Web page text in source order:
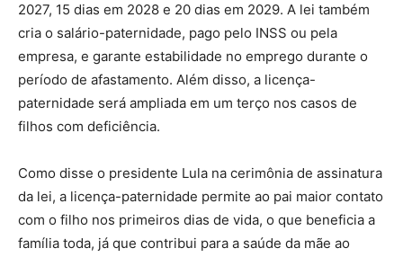
2027, 15 dias em 2028 e 20 dias em 2029. A lei também
cria o salário-paternidade, pago pelo INSS ou pela
empresa, e garante estabilidade no emprego durante o
período de afastamento. Além disso, a licença-
paternidade será ampliada em um terço nos casos de
filhos com deficiência.
Como disse o presidente Lula na cerimônia de assinatura
da lei, a licença-paternidade permite ao pai maior contato
com o filho nos primeiros dias de vida, o que beneficia a
família toda, já que contribui para a saúde da mãe ao